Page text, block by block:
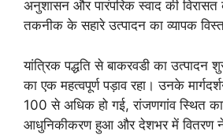
अनुशासन और पारंपरिक स्वाद की
तकनीक के सहारे उत्पादन का व्यापक
यांत्रिक पद्धति से बाकरवडी का
का एक महत्वपूर्ण पड़ाव रहा। उनके
100 से अधिक हो गई, रांजणगांव स्थित
आधुनिकीकरण हुआ और देशभर में वितरण